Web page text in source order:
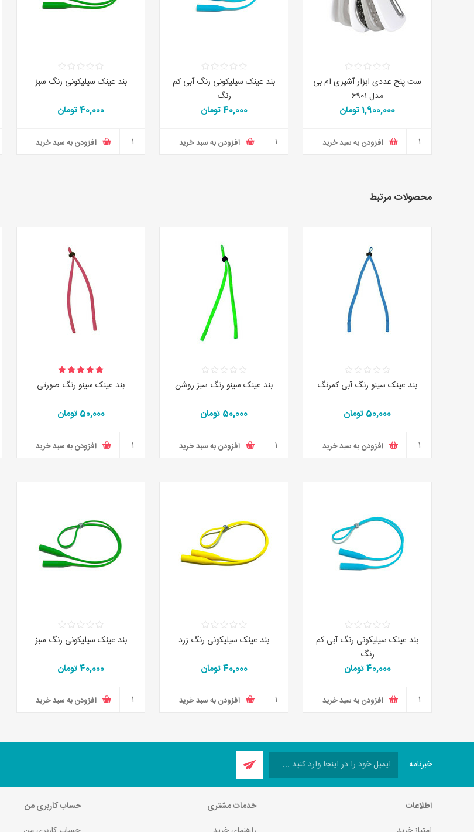
ست پنج عددی ابزار آشپزی ام بی
مدل 6901
1,900,000 تومان
افزودن به سبد خرید
بند عینک سیلیکونی رنگ آبی کم
رنگ
40,000 تومان
افزودن به سبد خرید
بند عینک سیلیکونی رنگ سبز
40,000 تومان
افزودن به سبد خرید
محصولات مرتبط
بند عینک سینو رنگ آبی کمرنگ
50,000 تومان
افزودن به سبد خرید
بند عینک سینو رنگ سبز روشن
50,000 تومان
افزودن به سبد خرید
بند عینک سینو رنگ صورتی
50,000 تومان
افزودن به سبد خرید
بند عینک سیلیکونی رنگ آبی کم
رنگ
40,000 تومان
افزودن به سبد خرید
بند عینک سیلیکونی رنگ زرد
40,000 تومان
افزودن به سبد خرید
بند عینک سیلیکونی رنگ سبز
40,000 تومان
افزودن به سبد خرید
خبرنامه
اطلاعات
خدمات مشتری
حساب کاربری من